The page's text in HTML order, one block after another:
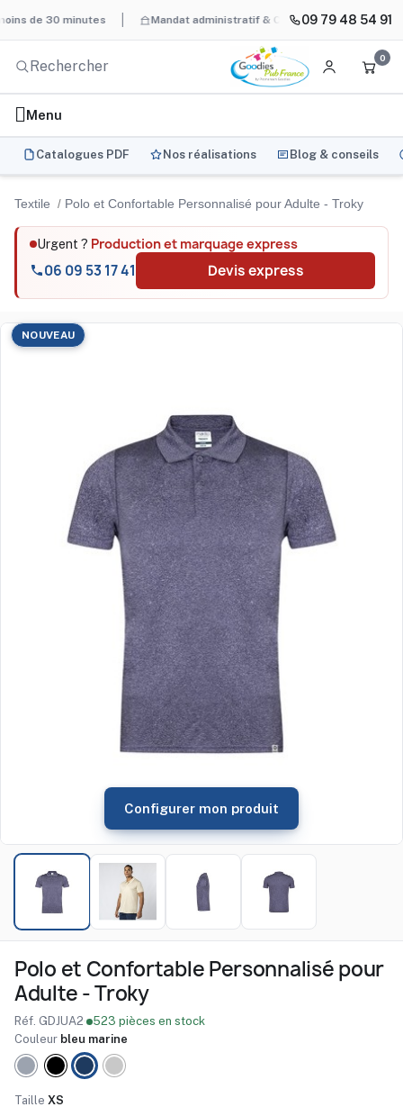
30 minutes Mandat administratif & Chorus Pro BAT
09 79 48 54 91
0
Menu
Catalogues PDF Nos réalisations Blog & conseils
Textile Polo et Confortable Personnalisé pour Adulte - Troky
Urgent ? Production et marquage express
06 09 53 17 41 Devis express
NOUVEAU
Configurer mon produit
Polo et Confortable Personnalisé pour
Adulte - Troky
Réf. GDJUA2· 523 pièces en stock
Couleur bleu marine
gris noir
bleu
marine
NATURELLE
Taille XS